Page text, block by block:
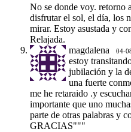
No se donde voy. retorno
disfrutar el sol, el día, los
mirar. Estoy asustada y
Relajada.
magdalena
04-
estoy
jubilación y la
una fuerte
me he retaraido .y
importante que uno
parte de otras palabras y
GRACIAS"""